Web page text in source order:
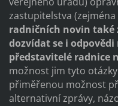
zastupitelstva
radničních novin také
dozvídat se i
představitelé radnice
možnost jim tyto
přiměřenou možnost
alternativní zprávy,